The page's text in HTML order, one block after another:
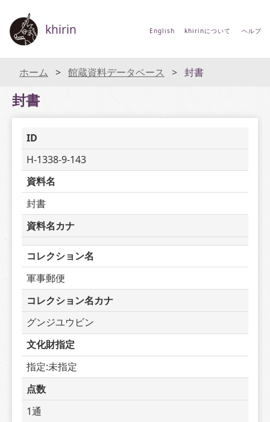
khirin English khirinについて ヘルプ
ホーム 館蔵資料データベース 封書
封書
ID
H-1338-9-143
資料名
封書
資料名カナ
コレクション名
軍事郵便
コレクション名カナ
グンジユウビン
文化財指定
指定:未指定
点数
1通